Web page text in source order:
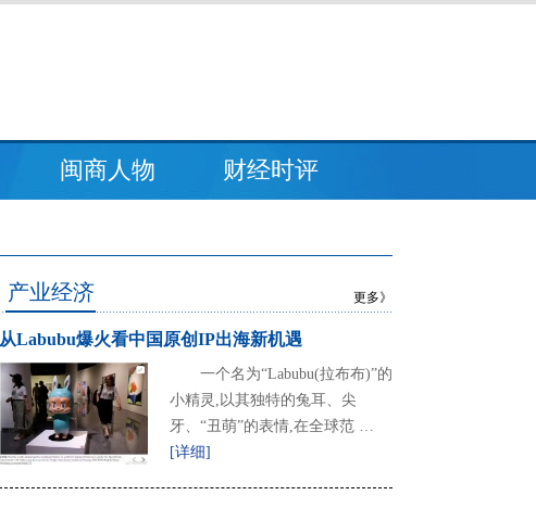
闽商人物 财经时评
更多》
产业经济
从Labubu爆火看中国原创IP出海新机遇
一个名为“Labubu(拉布布)”的
小精灵,以其独特的兔耳、尖
牙、“丑萌”的表情,在全球范 …
[详细]